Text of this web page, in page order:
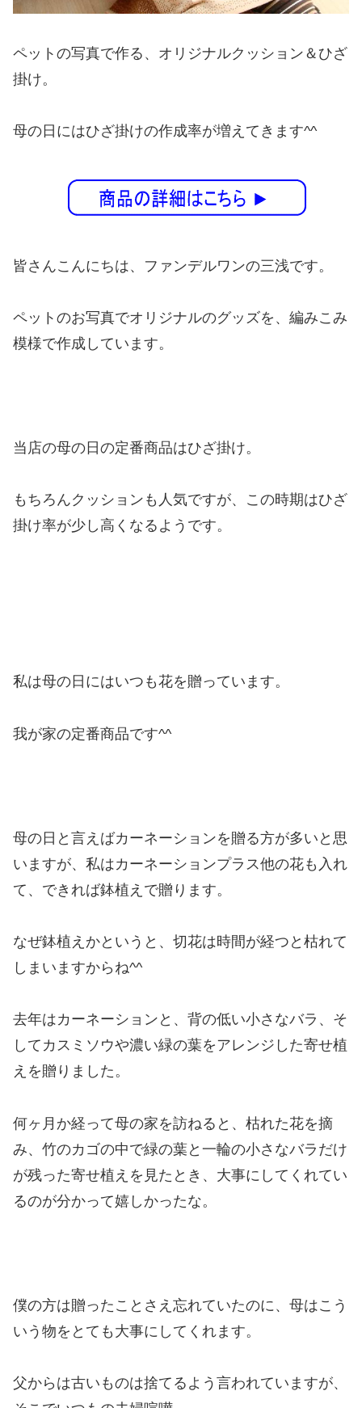
ペットの写真で作る、オリジナルクッション＆ひざ
掛け。
母の日にはひざ掛けの作成率が増えてきます^^
皆さんこんにちは、ファンデルワンの三浅です。
ペットのお写真でオリジナルのグッズを、編みこみ
模様で作成しています。
当店の母の日の定番商品はひざ掛け。
もちろんクッションも人気ですが、この時期はひざ
掛け率が少し高くなるようです。
私は母の日にはいつも花を贈っています。
我が家の定番商品です^^
母の日と言えばカーネーションを贈る方が多いと思
いますが、私はカーネーションプラス他の花も入れ
て、できれば鉢植えで贈ります。
なぜ鉢植えかというと、切花は時間が経つと枯れて
しまいますからね^^
去年はカーネーションと、背の低い小さなバラ、そ
してカスミソウや濃い緑の葉をアレンジした寄せ植
えを贈りました。
何ヶ月か経って母の家を訪ねると、枯れた花を摘
み、竹のカゴの中で緑の葉と一輪の小さなバラだけ
が残った寄せ植えを見たとき、大事にしてくれてい
るのが分かって嬉しかったな。
僕の方は贈ったことさえ忘れていたのに、母はこう
いう物をとても大事にしてくれます。
父からは古いものは捨てるよう言われていますが、